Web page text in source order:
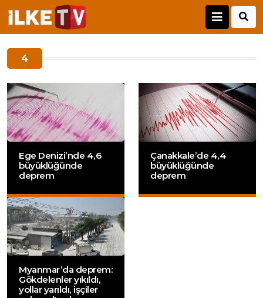
4
Ege Denizi’nde 4,6
büyüklüğünde
deprem
Çanakkale’de 4,4
büyüklüğünde
deprem
Myanmar’da deprem:
Gökdelenler yıkıldı,
yollar yarıldı, işçiler